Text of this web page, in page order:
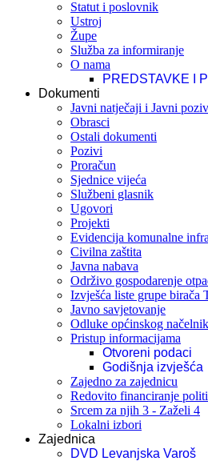
Statut i poslovnik
Ustroj
Župe
Služba za informiranje
O nama
PREDSTAVKE I
Dokumenti
Javni natječaji i Javni
Obrasci
Ostali dokumenti
Pozivi
Proračun
Sjednice vijeća
Službeni glasnik
Ugovori
Projekti
Evidencija komunalne
Civilna zaštita
Javna nabava
Održivo gospodarenje
Izvješća liste grupe birača
Javno savjetovanje
Odluke općinskog
Pristup informacijama
Otvoreni podaci
Godišnja izvješća
Zajedno za zajednicu
Redovito financiranje
Srcem za njih 3 - Zaželi 4
Lokalni izbori
Zajednica
DVD Levanjska Varoš